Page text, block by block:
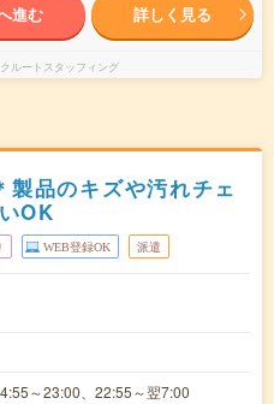
進む 詳しく見る
ルートスタッフィング
品のキズや汚れチェ
OK
WEB登録OK 派遣
～23:00、22:55～翌7:00